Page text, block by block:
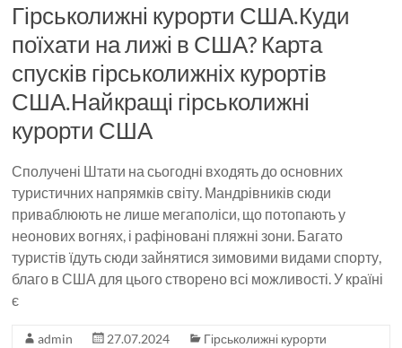
Гірськолижні курорти США.Куди
поїхати на лижі в США? Карта
спусків гірськолижніх курортів
США.Найкращі гірськолижні
курорти США
Сполучені Штати на сьогодні входять до основних
туристичних напрямків світу. Мандрівників сюди
приваблюють не лише мегаполіси, що потопають у
неонових вогнях, і рафіновані пляжні зони. Багато
туристів їдуть сюди зайнятися зимовими видами спорту,
благо в США для цього створено всі можливості. У країні
є
admin 27.07.2024
Гірськолижні курорти